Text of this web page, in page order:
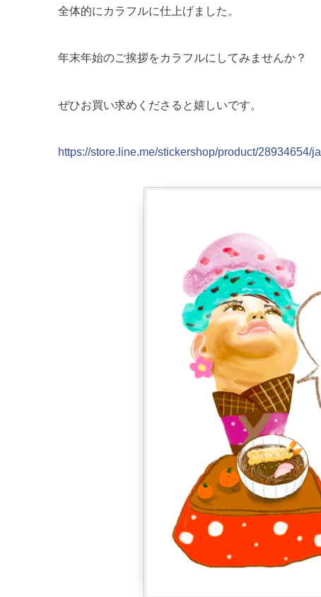
全体的にカラフルに仕上げました。
年末年始のご挨拶をカラフルにしてみませんか？
ぜひお買い求めくださると嬉しいです。
https://store.line.me/stickershop/product/28934654/ja